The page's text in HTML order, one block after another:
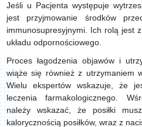
Jeśli u Pacjenta występuje
jest przyjmowanie środków
immunosupresyjnymi. Ich rolą jest
układu odpornościowego.
Proces łagodzenia objawów i
wiąże się również z utrzymaniem
Wielu ekspertów wskazuje, że
leczenia farmakologicznego.
należy wskazać, że posiłki
kalorycznością posiłków, wraz z